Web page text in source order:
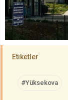
Etiketler
#Yüksekova